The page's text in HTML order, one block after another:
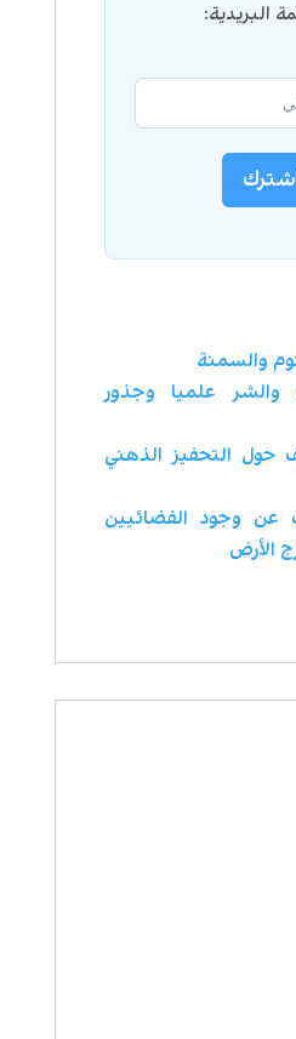
البريدية:
والسمنة
والشر علميا وجذور
حول التحفيز الذهني
عن وجود الفضائيين
الأرض